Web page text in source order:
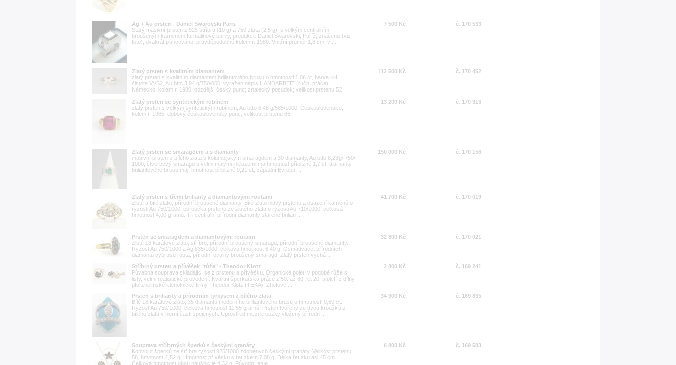
Ag + Au prsten , Daniel Swarovski Paris
Starý masivní prsten z 925 stříbra (10 g) a 750 zlata (2,5 g), s velkým centrálním
broušeným kamenem turmalinové barvy, produkce Daniel Swarovski, Paříž, značeno (viz
foto), dvakrát puncováno, pravděpodobně kolem r. 1980. Vnitřní průměr 1,8 cm, v ...
7 500 Kč č. 170 533
Zlatý prsten s kvalitním diamantem
zlatý prsten s kvalitním diamantem briliantového brusu o hmotnosti 1,06 ct, barva K-L,
čistota VVS2, Au btto 3,94 g/750/000, vyražen nápis HANDARBEIT (ruční práce),
Německo, kolem r. 1980, pozdější český punc; znalecký posudek; velikost prstenu 52
112 500 Kč č. 170 452
Zlatý prsten se syntetickým rubínem
zlatý prsten s velkým syntetickým rubínem, Au btto 6,48 g/585/1000, Československo,
kolem r. 1965; dobový československý punc; velikost prstenu 66
13 200 Kč č. 170 313
Zlatý prsten se smaragdem a s diamanty
masivní prsten z bílého zlata s kolumbijským smaragdem a 30 diamanty, Au btto 8,23g/ 750/
1000, čtvercový smaragd s velmi malými inkluzemi má hmotnost příbližně 1,7 ct, diamanty
briliantového brusu mají hmotnost přibližně 0,21 ct, západní Evropa, ...
150 000 Kč č. 170 156
Zlatý prsten s třemi brilianty a diamantovými routami
Žluté a bílé zlato, přírodní broušené diamanty. Bílé zlato hlavy prstenu a osazení kamenů o
ryzosti Au 750/1000, obroučka prstenu ze žlutého zlata o ryzosti Au 710/1000, celková
hmotnost 4,00 gramů. Tři centrální přírodní diamanty starého brilian ...
41 700 Kč č. 170 019
Prsten se smaragdem a diamantovými routami
Žluté 18 karátové zlato, stříbro, přírodní broušený smaragd, přírodní broušené diamanty.
Ryzost Au 750/1000 a Ag 835/1000, celková hmotnost 6,40 g. Osmadvacet přírodních
diamantů výbrusu routa, přírodní oválný broušený smaragd. Zlatý prsten vychá ...
32 800 Kč č. 170 021
Stříbrný prsten a přívěšek "růže" - Theodor Klotz
Půvabná souprava skládající se z prstenu a přívěšku. Organické pojetí v podobě růže s
listy, velmi realistické provedení. Kvalitní šperkařská práce z 50. až 60. let 20. století z dílny
pforzheimské klenotnické firmy Theodor Klotz (TEKA). Zhotove ...
2 800 Kč č. 169 241
Prsten s brilianty a přírodním tyrkysem z bílého zlata
Bílé 18 karátové zlato, 35 diamantů moderního briliantového brusu o hmotnosti 0,60 ct.
Ryzost Au 750/1000, celková hmotnost 11,55 gramů. Prsten tvořený ze dvou kroužků z
bílého zlata v horní časti spojených. Uprostřed mezi kroužky vložený přírodn ...
34 900 Kč č. 169 835
Souprava stříbrných šperků s českými granáty
Konvolut šperků ze stříbra ryzosti 925/1000 zdobených českými granáty. Velikost prstenu
58, hmotnost 4,52 g. Hmotnost přívěsku s řetízkem 7,08 g. Délka řetízku asi 45 cm.
Celková hmotnost obou náušnic je 4,32 g. Původní etue.
6 800 Kč č. 169 583